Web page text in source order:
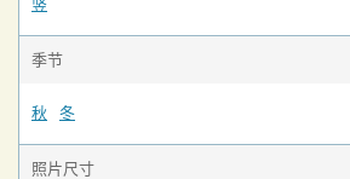
竖
季节
秋 冬
照片尺寸